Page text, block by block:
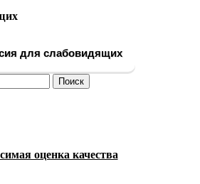
для слабовидящих
оценка качества